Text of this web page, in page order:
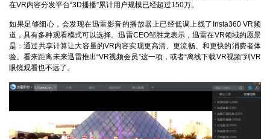
在VR内容分发平台“3D播播”累计用户规模已经超过150万。
如果足够细心，会发现在迅雷影音的播放器上已经低调上线了Insta360 VR频
道，具有多种观看模式可以选择。迅雷CEO邹胜龙表示，迅雷在VR领域的愿景
是：通过共享计算让大容量的VR内容实现更高清、更流畅、和更快的消费者体
验。看来距离未来迅雷推出“VR视频会员”这一项，或者“离线下载VR视频”到VR
眼镜观看也不远了。